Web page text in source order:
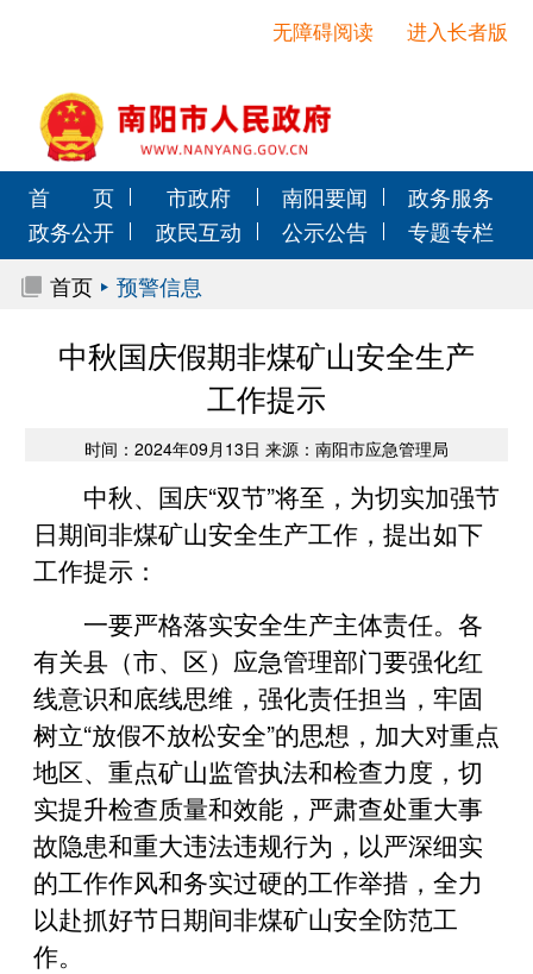
进入长者版
无障碍阅读
首 页 市政府 南阳要闻
政务服务
政务公开
政民互动 公示公告
专题专栏
首页
预警信息
中秋国庆假期非煤矿山安全生产
工作提示
时间：2024年09月13日 来源：南阳市应急管理局
中秋、国庆“双节”将至，为切实加强节
日期间非煤矿山安全生产工作，提出如下
工作提示：
一要严格落实安全生产主体责任。各
有关县（市、区）应急管理部门要强化红
线意识和底线思维，强化责任担当，牢固
树立“放假不放松安全”的思想，加大对重点
地区、重点矿山监管执法和检查力度，切
实提升检查质量和效能，严肃查处重大事
故隐患和重大违法违规行为，以严深细实
的工作作风和务实过硬的工作举措，全力
以赴抓好节日期间非煤矿山安全防范工
作。